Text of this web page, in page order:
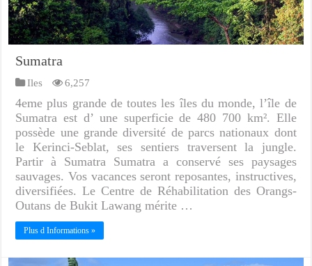
Sumatra
Iles 6,257
4eme plus grande de toutes les îles du monde, l’île de
Sumatra est d’ une superficie de 480 700 km². Elle
possède une grande diversité de parcs nationaux dont
le Kerinci-Seblat, ses sentiers traversent la jungle.
Partir à Sumatra Sumatra a conservé ses paysages
sauvages. Vos vacances seront reposantes, instructives,
diversifiées. Le Centre de Réhabilitation des Orangs-
Outans de Bukit Lawang mérite …
Plus d Informations »